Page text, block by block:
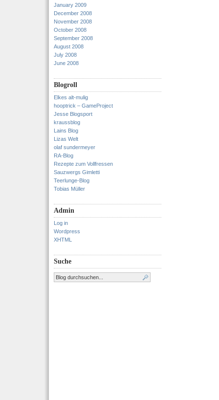
January 2009
December 2008
November 2008
October 2008
September 2008
August 2008
July 2008
June 2008
Blogroll
Elkes alt-mulig
hooptrick – GameProject
Jesse Blogsport
kraussblog
Lains Blog
Lizas Welt
olaf sundermeyer
RA-Blog
Rezepte zum Vollfressen
Sauzwergs Gimletti
Teerlunge-Blog
Tobias Müller
Admin
Log in
Wordpress
XHTML
Suche